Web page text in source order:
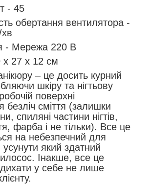
- 45
обертання вентилятора -
- Мережа 220 В
х 27 х 12 см
– це досить курний
шкіру та нігтьову
поверхні
безліч сміття (залишки
спиляні частини нігтів,
фарба і не тільки). Все це
на небезпечний для
який здатний
Інакше, все це
у себе не лише